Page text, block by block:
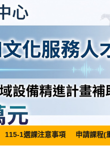
115-1選課注意事項 申請課程(